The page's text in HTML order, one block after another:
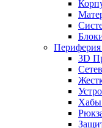
Периферия
3D
Хабы